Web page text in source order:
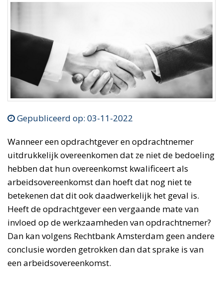
Gepubliceerd op: 03-11-2022
Wanneer een opdrachtgever en opdrachtnemer
uitdrukkelijk overeenkomen dat ze niet de bedoeling
hebben dat hun overeenkomst kwalificeert als
arbeidsovereenkomst dan hoeft dat nog niet te
betekenen dat dit ook daadwerkelijk het geval is.
Heeft de opdrachtgever een vergaande mate van
invloed op de werkzaamheden van opdrachtnemer?
Dan kan volgens Rechtbank Amsterdam geen andere
conclusie worden getrokken dan dat sprake is van
een arbeidsovereenkomst.